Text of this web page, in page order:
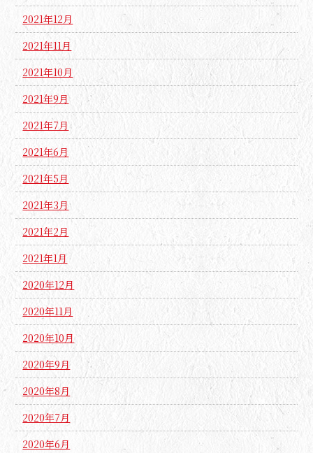
2021年12月
2021年11月
2021年10月
2021年9月
2021年7月
2021年6月
2021年5月
2021年3月
2021年2月
2021年1月
2020年12月
2020年11月
2020年10月
2020年9月
2020年8月
2020年7月
2020年6月